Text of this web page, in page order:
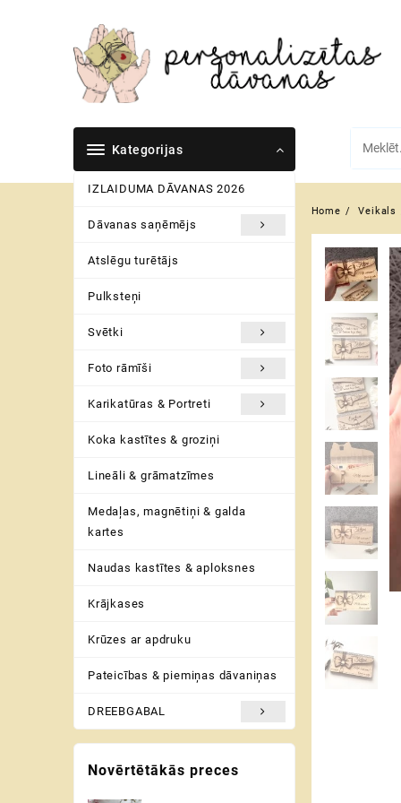
Kategorijas
IZLAIDUMA DĀVANAS 2026
Dāvanas saņēmējs
Atslēgu turētājs
Pulksteņi
Svētki
Foto rāmīši
Karikatūras & Portreti
Koka kastītes & groziņi
Lineāli & grāmatzīmes
Medaļas, magnētiņi & galda
kartes
Naudas kastītes & aploksnes
Krājkases
Krūzes ar apdruku
Pateicības & piemiņas dāvaniņas
DREEBGABAL
Home Veikals
Novērtētākās preces